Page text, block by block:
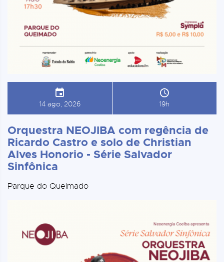
14 ago, 2026 19h
Orquestra NEOJIBA com regência de
Ricardo Castro e solo de Christian
Alves Honorio - Série Salvador
Sinfônica
Parque do Queimado